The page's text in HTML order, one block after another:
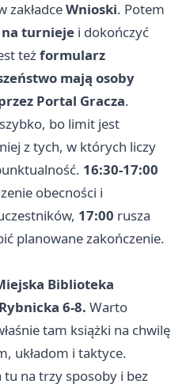
zakładceWnioski. Potem
na turnieje i dokończyć
teżformularz
mają osoby
Portal Gracza.
bo limit jest
z tych, w których liczy
16:30-17:00
obecności i
17:00 rusza
planowane zakończenie.
Biblioteka
6-8. Warto
tam książki na chwilę
układom i taktyce.
na trzy sposoby i bez